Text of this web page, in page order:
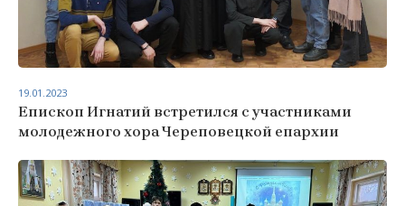
Епископ Игнатий встретился с участниками
молодежного хора Череповецкой епархии
19.01.2023